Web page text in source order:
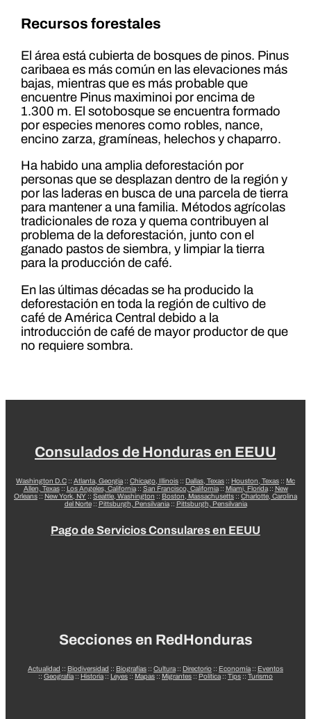
Recursos forestales
El área está cubierta de bosques de pinos. Pinus
caribaea es más común en las elevaciones más
bajas, mientras que es más probable que
encuentre Pinus maximinoi por encima de
1.300 m. El sotobosque se encuentra formado
por especies menores como robles, nance,
encino zarza, gramíneas, helechos y chaparro.
Ha habido una amplia deforestación por
personas que se desplazan dentro de la región y
por las laderas en busca de una parcela de tierra
para mantener a una familia. Métodos agrícolas
tradicionales de roza y quema contribuyen al
problema de la deforestación, junto con el
ganado pastos de siembra, y limpiar la tierra
para la producción de café.
En las últimas décadas se ha producido la
deforestación en toda la región de cultivo de
café de América Central debido a la
introducción de café de mayor productor de que
no requiere sombra.
Consulados de Honduras en EEUU
Washington D.C :: Atlanta, Georgia :: Chicago, Illinois :: Dallas, Texas :: Houston, Texas :: Mc
Allen, Texas:: Los Angeles, California:: San Francisco, California:: Miami, Florida:: New
Orleans :: New York, NY :: Seattle, Washington :: Boston, Massachusetts :: Charlotte, Carolina
del Norte:: Pittsburgh, Pensilvania:: Pittsburgh, Pensilvania
Pago de Servicios Consulares en EEUU
Secciones en RedHonduras
Actualidad :: Biodiversidad :: Biografías :: Cultura:: Directorio :: Economía:: Eventos
:: Geografía:: Historia:: Leyes :: Mapas :: Migrantes :: Política:: Tips :: Turismo